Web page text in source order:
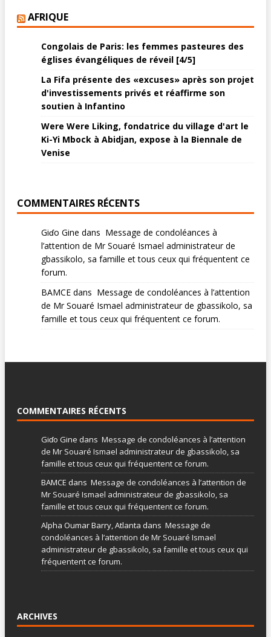
AFRIQUE
Congolais de Paris: les femmes pasteures des
églises évangéliques de réveil [4/5]
La Fifa présente des «excuses» après son projet
d'investissements privés et réaffirme son
soutien à Infantino
Were Were Liking, fondatrice du village d'art le
Ki-Yi Mbock à Abidjan, expose à la Biennale de
Venise
COMMENTAIRES RÉCENTS
Giɗo Gine dans Message de condoléances à
l’attention de Mr Souaré Ismael administrateur de
gbassikolo, sa famille et tous ceux qui fréquentent ce
forum.
BAMCE dans Message de condoléances à l’attention
de Mr Souaré Ismael administrateur de gbassikolo, sa
famille et tous ceux qui fréquentent ce forum.
COMMENTAIRES RÉCENTS
Giɗo Gine dans Message de condoléances à l’attention
de Mr Souaré Ismael administrateur de gbassikolo, sa
famille et tous ceux qui fréquentent ce forum.
BAMCE dans Message de condoléances à l’attention de
Mr Souaré Ismael administrateur de gbassikolo, sa
famille et tous ceux qui fréquentent ce forum.
Alpha Oumar Barry, Atlanta dans Message de
condoléances à l’attention de Mr Souaré Ismael
administrateur de gbassikolo, sa famille et tous ceux qui
fréquentent ce forum.
ARCHIVES